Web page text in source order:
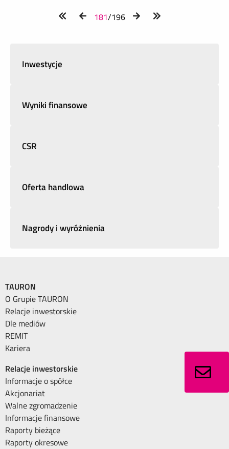
181/196
Inwestycje
Wyniki finansowe
CSR
Oferta handlowa
Nagrody i wyróżnienia
TAURON
O Grupie TAURON
Relacje inwestorskie
Dle mediów
REMIT
Kariera
Relacje inwestorskie
Informacje o spółce
Akcjonariat
Walne zgromadzenie
Informacje finansowe
Raporty bieżące
Raporty okresowe